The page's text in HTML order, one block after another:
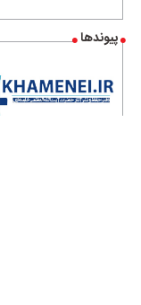
پیوندها